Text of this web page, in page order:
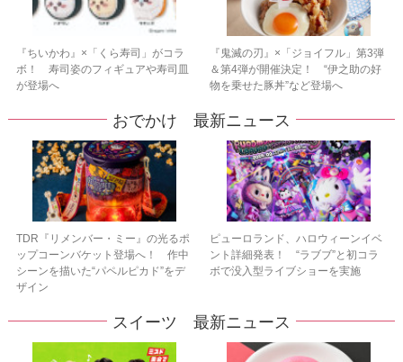
『ちいかわ』×「くら寿司」がコラ
ボ！ 寿司姿のフィギュアや寿司皿
が登場へ
『鬼滅の刃』×「ジョイフル」第3弾
＆第4弾が開催決定！ “伊之助の好
物を乗せた豚丼”など登場へ
おでかけ 最新ニュース
TDR『リメンバー・ミー』の光るポ
ップコーンバケット登場へ！ 作中
シーンを描いた“パペルピカド”をデ
ザイン
ピューロランド、ハロウィーンイベ
ント詳細発表！ “ラブブ”と初コラ
ボで没入型ライブショーを実施
スイーツ 最新ニュース